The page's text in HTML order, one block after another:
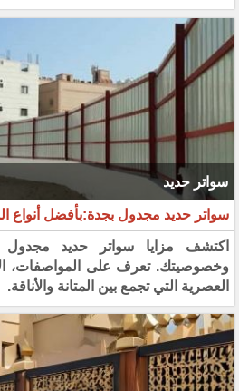
سواتر حديد
سواتر حديد مجدول بجدة:بأفضل أنواع
اكتشف مزايا سواتر حديد
وخصوصيتك. تعرف على المواصفات،
العصرية التي تجمع بين المتانة والأناقة.